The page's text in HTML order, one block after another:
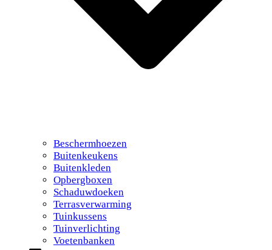
Beschermhoezen
Buitenkeukens
Buitenkleden
Opbergboxen
Schaduwdoeken
Terrasverwarming
Tuinkussens
Tuinverlichting
Voetenbanken